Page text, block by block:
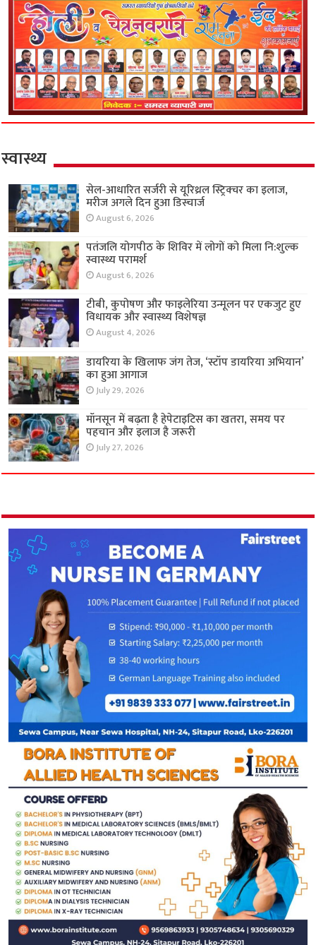
स्वास्थ्य
सेल-आधारित सर्जरी से यूरिथ्रल स्ट्रिक्चर का इलाज,
मरीज अगले दिन हुआ डिस्चार्ज
August 6, 2026
पतंजलि योगपीठ के शिविर में लोगों को मिला नि:शुल्क
स्वास्थ्य परामर्श
August 6, 2026
टीबी, कुपोषण और फाइलेरिया उन्मूलन पर एकजुट हुए
विधायक और स्वास्थ्य विशेषज्ञ
August 4, 2026
डायरिया के खिलाफ जंग तेज, ‘स्टॉप डायरिया अभियान’
का हुआ आगाज
July 29, 2026
मॉनसून में बढ़ता है हेपेटाइटिस का खतरा, समय पर
पहचान और इलाज है जरूरी
July 27, 2026